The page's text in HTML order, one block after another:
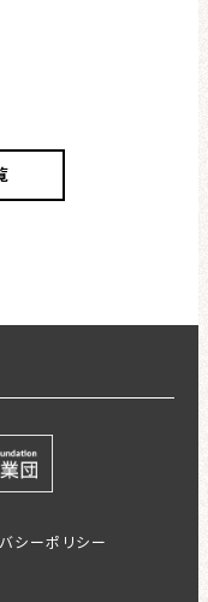
シーポリシー